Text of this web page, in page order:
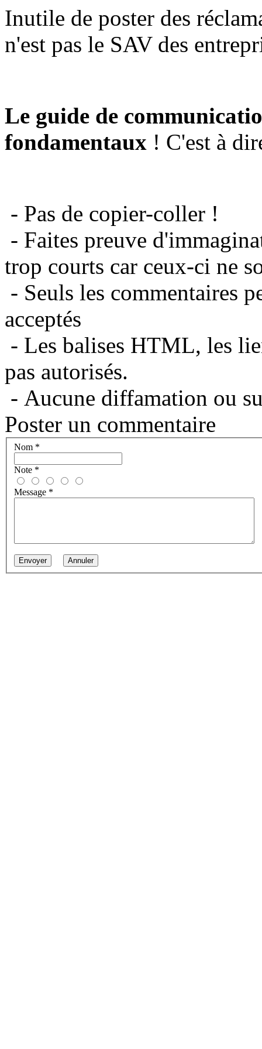
Inutile de poster des
n'est pas le SAV des
Le guide de
fondamentaux ! C'est à
- Pas de copier-coller !
- Faites preuve
trop courts car ceux-ci ne
- Seuls les commentaires
acceptés
- Les balises HTML, les
pas autorisés.
- Aucune diffamation ou
Poster un commentaire
Nom *
Note *
Message *